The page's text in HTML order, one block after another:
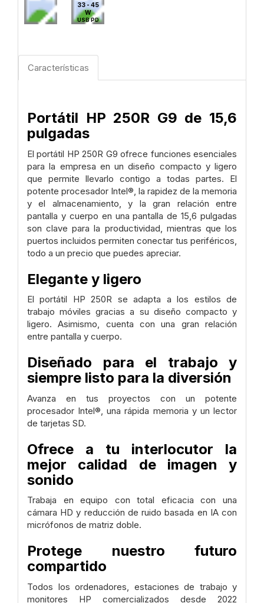
33 - 45
W
USB PD
Características
Portátil HP 250R G9 de 15,6
pulgadas
El portátil HP 250R G9 ofrece funciones esenciales
para la empresa en un diseño compacto y ligero
que permite llevarlo contigo a todas partes. El
potente procesador Intel®, la rapidez de la memoria
y el almacenamiento, y la gran relación entre
pantalla y cuerpo en una pantalla de 15,6 pulgadas
son clave para la productividad, mientras que los
puertos incluidos permiten conectar tus periféricos,
todo a un precio que puedes apreciar.
Elegante y ligero
El portátil HP 250R se adapta a los estilos de
trabajo móviles gracias a su diseño compacto y
ligero. Asimismo, cuenta con una gran relación
entre pantalla y cuerpo.
Diseñado para el trabajo y
siempre listo para la diversión
Avanza en tus proyectos con un potente
procesador Intel®, una rápida memoria y un lector
de tarjetas SD.
Ofrece a tu interlocutor la
mejor calidad de imagen y
sonido
Trabaja en equipo con total eficacia con una
cámara HD y reducción de ruido basada en IA con
micrófonos de matriz doble.
Protege nuestro futuro
compartido
Todos los ordenadores, estaciones de trabajo y
monitores HP comercializados desde 2022